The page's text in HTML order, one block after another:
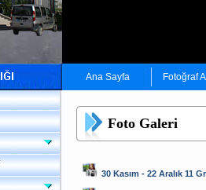
Ana Sayfa Fotoğraf
Foto Galeri
30 Kasım - 22 Aralık 11